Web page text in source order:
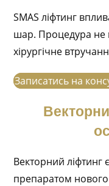
SMAS ліфтинг
шар. Процедура не
хірургічне
Записатись на
Векторний ліфтинг
препаратом нового